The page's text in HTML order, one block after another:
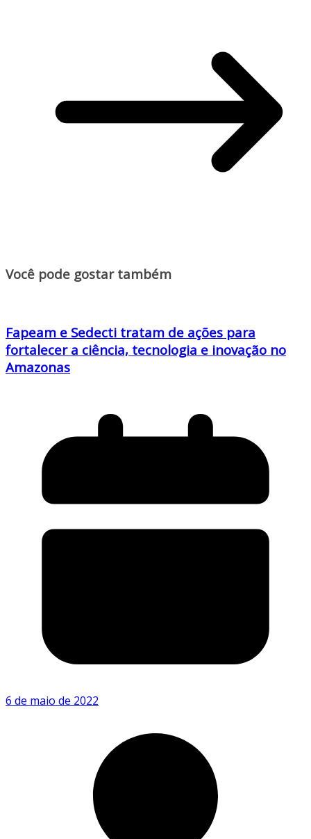
Você pode gostar também
Fapeam e Sedecti tratam de ações para
fortalecer a ciência, tecnologia e inovação no
Amazonas
6 de maio de 2022